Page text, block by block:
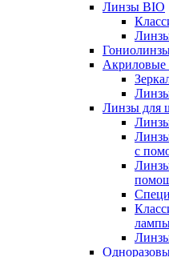
Линзы BIO
Акриловые
Линзы для
с